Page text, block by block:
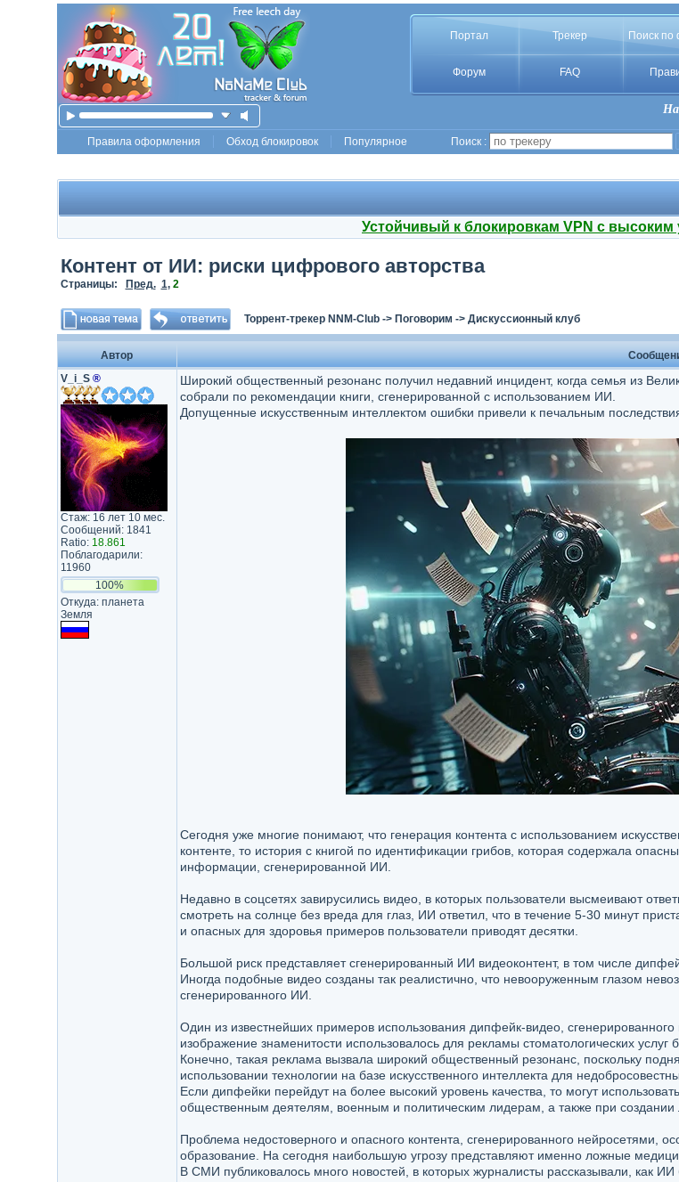
Портал Трекер Поиск по
Форум FAQ
Правила оформления Обход блокировок Популярное Поиск :
Устойчивый к блокировкам VPN с высоким
Контент от ИИ: риски цифрового авторства
Страницы: Пред. 1, 2
Торрент-трекер NNM-Club-> Поговорим -> Дискуссионный клуб
Автор
V_i_S ®
Стаж: 16 лет 10 мес.
Сообщений: 1841
Ratio: 18.861
Поблагодарили:
11960
100%
Откуда: планета
Земля
Широкий общественный резонанс получил недавний инцидент, когда семья из
собрали по рекомендации книги, сгенерированной с использованием ИИ.
Допущенные искусственным интеллектом ошибки привели к печальным
Сегодня уже многие понимают, что генерация контента с использованием
контенте, то история с книгой по идентификации грибов, которая содержала
информации, сгенерированной ИИ.
Недавно в соцсетях завирусились видео, в которых пользователи высмеивают
смотреть на солнце без вреда для глаз, ИИ ответил, что в течение 5-30 минут
и опасных для здоровья примеров пользователи приводят десятки.
Большой риск представляет сгенерированный ИИ видеоконтент, в том числе
Иногда подобные видео созданы так реалистично, что невооруженным глазом
сгенерированного ИИ.
Один из известнейших примеров использования дипфейк-видео,
изображение знаменитости использовалось для рекламы стоматологических услуг
Конечно, такая реклама вызвала широкий общественный резонанс, поскольку
использовании технологии на базе искусственного интеллекта для
Если дипфейки перейдут на более высокий уровень качества, то могут
общественным деятелям, военным и политическим лидерам, а также при
Проблема недостоверного и опасного контента, сгенерированного нейросетями,
образование. На сегодня наибольшую угрозу представляют именно ложные
В СМИ публиковалось много новостей, в которых журналисты рассказывали, как